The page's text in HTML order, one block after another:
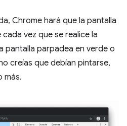
Chrome hará que la pantalla
vez que se realice la
pantalla parpadea en verde o
creías que debían pintarse,
más.